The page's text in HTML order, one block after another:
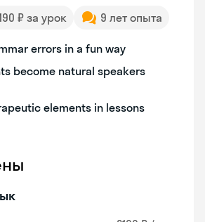
₽ за урок 9 лет опыта
errors in a fun way
become natural speakers
elements in lessons